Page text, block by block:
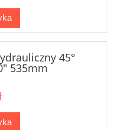
45°
535mm